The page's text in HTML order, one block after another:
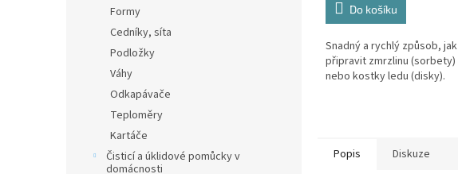
Formy
Cedníky, síta
Podložky
Váhy
Odkapávače
Teploměry
Kartáče
Čisticí a úklidové pomůcky v
domácnosti
Do košíku
Snadný a rychlý způsob, jak
připravit zmrzlinu (sorbety)
nebo kostky ledu (disky).
Popis Diskuze